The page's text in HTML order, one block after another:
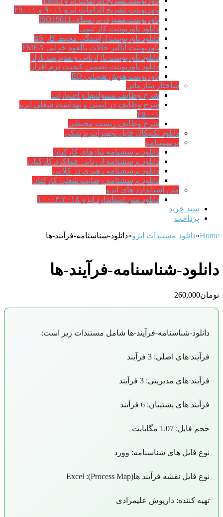
پاورپوینت تشریح الزامات ایزو ۹۰۰۱ و ۲۹۰۰۱
پاورپوینت-ممیزی-بر-مبنای-ISO19011
دانلود پاورپوینت کار تیمی
دانلود پاورپوینت آراستگی محیط کار ۵S
پاورپوینت آنالیز حالات بالقوه خرابی FMEA
دانلود پاورپوینت بازاریابی و مدیریت بازار
دانلود پاورپوینت تضمین کیفیت نرم افزار
پاورپوینت هوش هیجانی EQ
ساختار سازمانی
شرح وظايف مسوليتها و اختيارات
شرح وظایف در ایمنی و بهداشت شغلی ایزو
۴۵۰۰۱
شرح وظایف زیست محیطی
دانلود تکنیکال فایل تجهیزات پزشکی
پرسشنامه
دانلود پرسشنامه نیازهای کارکنان
دانلود پرسشنامه ارزیابی عملکرد کارکنان
دانلود پرسشنامه رهبری در کلاس
دانلود پرسشنامه رضایت شغلی کارکنان
متن استاندارد های ایزو
دانلود متن استاندارد ایزو ۱۰۰۰۴:۲۰۱۸
سبد خرید
پرداخت
Home
»دانلود مستندات ایزو»دانلود-شناسنامه-فرآیند-ها
دانلود-شناسنامه-فرآیند-ها
تومان260,000
دانلود-شناسنامه-فرآیند-ها شامل مستندات زیر است:
فرآیند های اصلی: 3 فرآیند
فرآیند های مدیریتی: 3 فرآیند
فرآیند های پشتیبان: 6 فرآیند
حجم فایل: 1.07 مگابایت
نوع فایل های شناسنامه: وورد
نوع فایل نقشه فرآیند ها(Process Map): Excel
تهیه کننده: داریوش علیمرادی